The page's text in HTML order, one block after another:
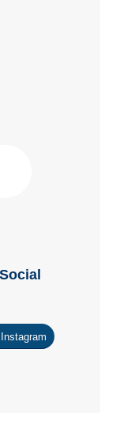
Instagram